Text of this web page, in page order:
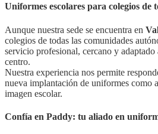
Uniformes escolares para colegios de
Aunque nuestra sede se encuentra en
colegios de todas las comunidades
servicio profesional, cercano y adaptado
centro.
Nuestra experiencia nos permite
nueva implantación de uniformes como
imagen escolar.
Confía en Paddy: tu aliado en